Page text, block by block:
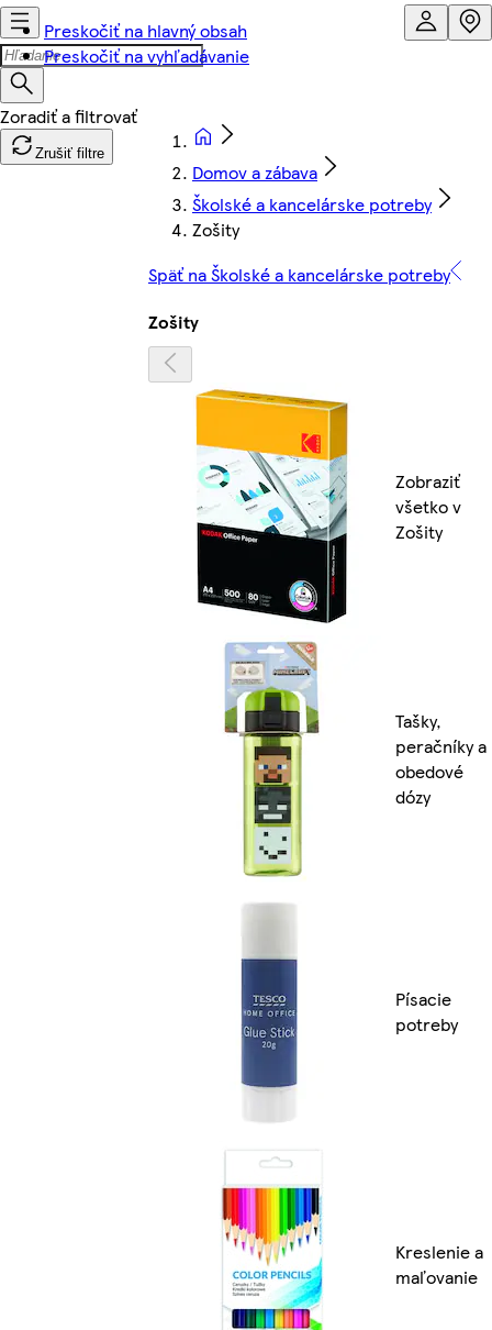
Preskočiť na hlavný obsah
Preskočiť na vyhľadávanie
Zrušiť filtre
Domov a zábava
Školské a kancelárske potreby
Zošity
Späť na Školské a kancelárske potreby
Zošity
Zobraziť
všetko v
Zošity
Tašky,
peračníky a
obedové
dózy
Písacie
potreby
Kreslenie a
maľovanie